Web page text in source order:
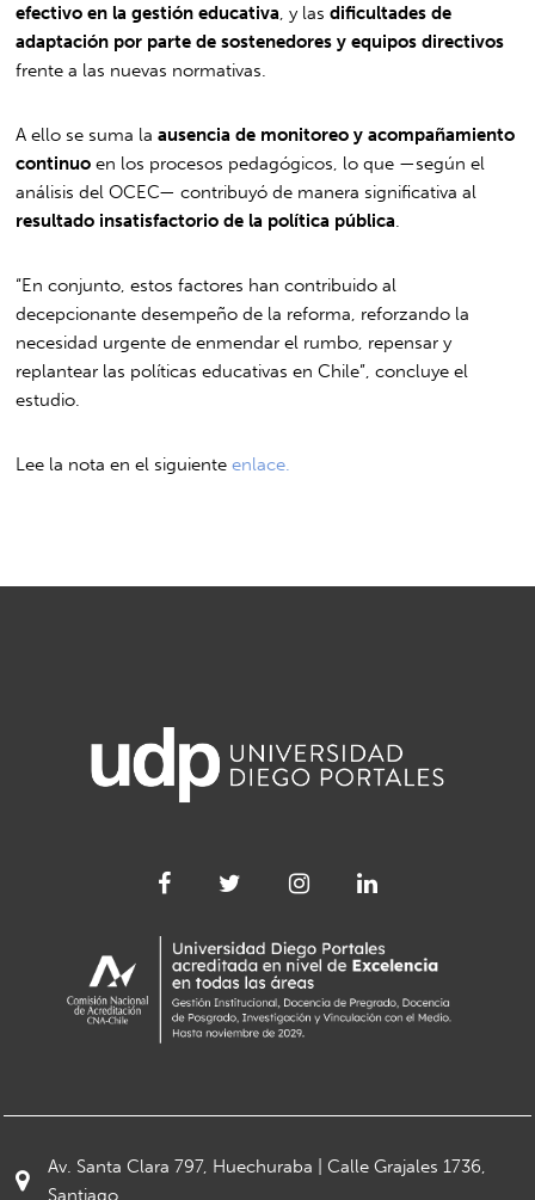
efectivo en la gestión educativa , y lasdificultades de
adaptación por parte de sostenedores y equipos directivos
frente a las nuevas normativas.
A ello se suma laausencia de monitoreo y acompañamiento
continuo en los procesos pedagógicos, lo que —según el
análisis del OCEC— contribuyó de manera significativa al
resultado insatisfactorio de la política pública
“En conjunto, estos factores han contribuido al
decepcionante desempeño de la reforma, reforzando la
necesidad urgente de enmendar el rumbo, repensar y
replantear las políticas educativas en Chile”, concluye el
estudio.
Lee la nota en el siguienteenlace.
Av. Santa Clara 797, Huechuraba | Calle Grajales 1736,
Santiago